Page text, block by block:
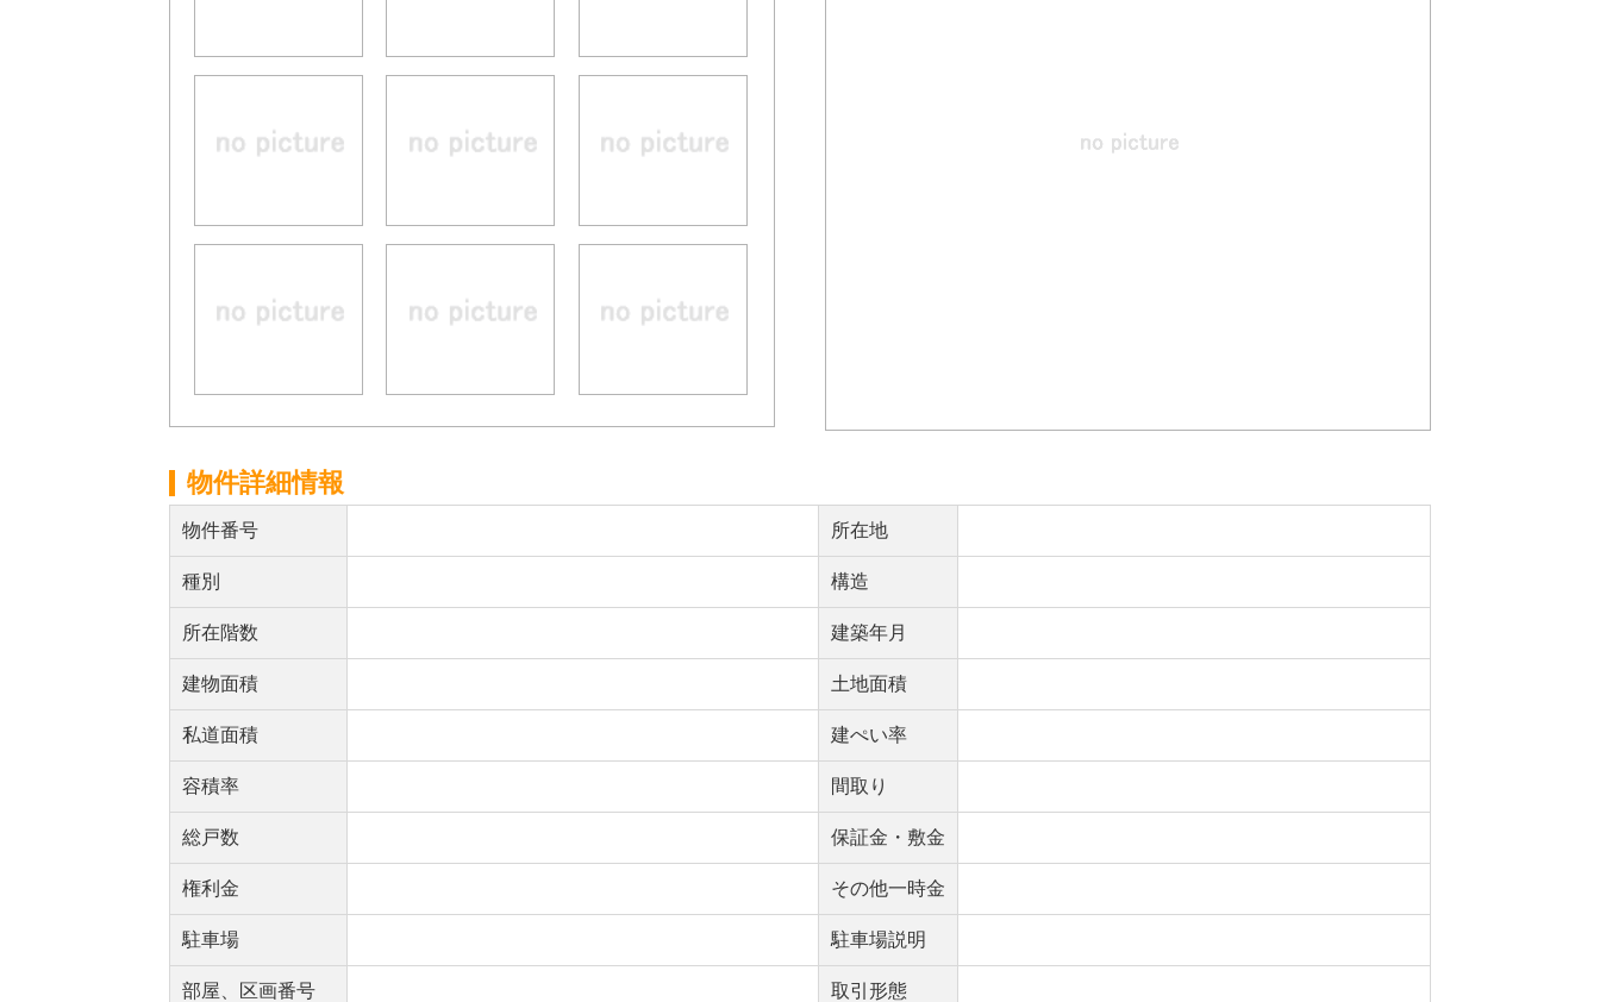
物件詳細情報
物件番号 所在地
種別 構造
所在階数 建築年月
建物面積 土地面積
私道面積 建ぺい率
容積率 間取り
総戸数 保証金・敷金
権利金 その他一時金
駐車場 駐車場説明
部屋、区画番号 取引形態